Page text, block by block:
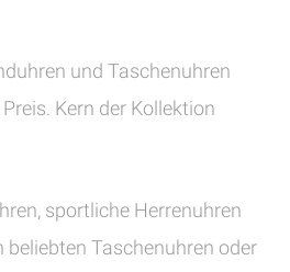
und Taschenuhren
Kern der Kollektion
sportliche Herrenuhren
Taschenuhren oder